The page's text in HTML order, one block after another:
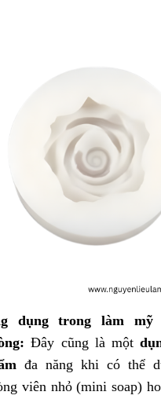
dụng trong làm mỹ
Đây cũng là một
đa năng khi có thể
viên nhỏ (mini soap)